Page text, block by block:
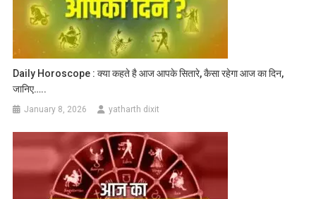
Daily Horoscope : क्या कहते है आज आपके सितारे, कैसा रहेगा आज का दिन,
जानिए…..
January 8, 2026 yatharth dixit